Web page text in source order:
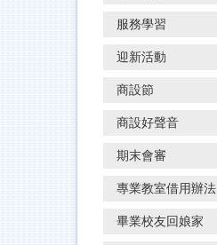
服務學習
迎新活動
商設節
商設好聲音
期末會審
專業教室借用辦法
畢業校友回娘家